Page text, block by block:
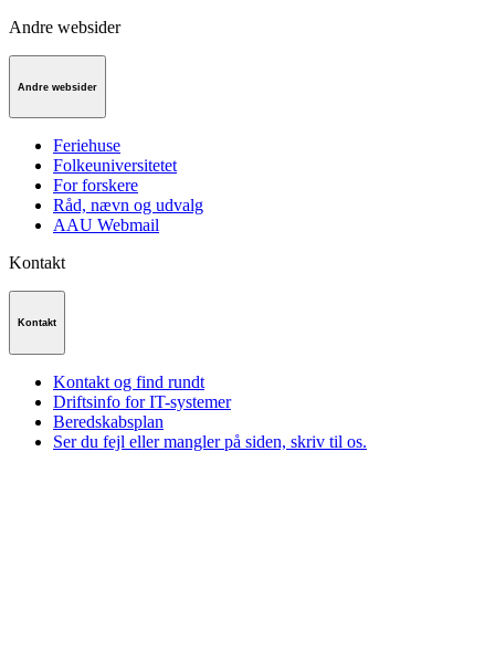
Andre websider
Andre websider
Feriehuse
Folkeuniversitetet
For forskere
Råd, nævn og udvalg
AAU Webmail
Kontakt
Kontakt
Kontakt og find rundt
Driftsinfo for IT-systemer
Beredskabsplan
Ser du fejl eller mangler på siden, skriv til os.